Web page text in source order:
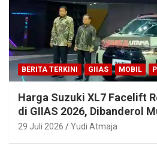
BERITA TERKINI GIIAS MOBIL
Harga Suzuki XL7 Facelift
di GIIAS 2026, Dibanderol
29 Juli 2026 Yudi Atmaja